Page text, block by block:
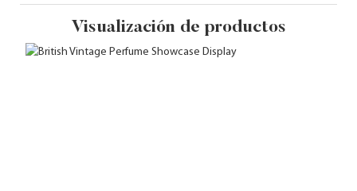
Visualización de productos